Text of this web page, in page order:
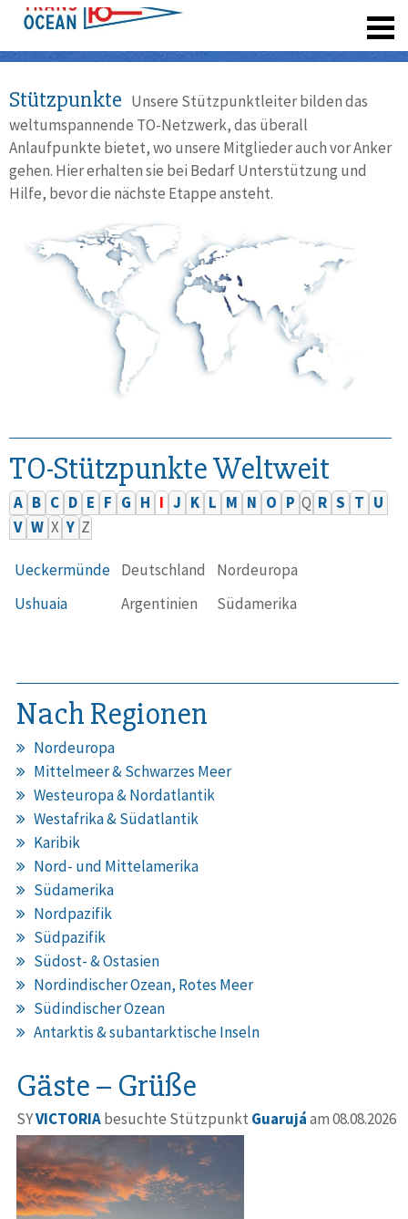
Stützpunkte Unsere Stützpunktleiter bilden das
weltumspannende TO-Netzwerk, das überall
Anlaufpunkte bietet, wo unsere Mitglieder auch vor Anker
gehen. Hier erhalten sie bei Bedarf Unterstützung und
Hilfe, bevor die nächste Etappe ansteht.
TO-Stützpunkte Weltweit
A B C D E F G H I J K L M N O P Q R S T U
V W X Y Z
Ueckermünde Deutschland
Nordeuropa
Ushuaia
Argentinien Südamerika
Nach Regionen
Nordeuropa
Mittelmeer & Schwarzes Meer
Westeuropa & Nordatlantik
Westafrika & Südatlantik
Karibik
Nord- und Mittelamerika
Südamerika
Nordpazifik
Südpazifik
Südost- & Ostasien
Nordindischer Ozean, Rotes Meer
Südindischer Ozean
Antarktis & subantarktische Inseln
Gäste – Grüße
SYVICTORIAbesuchte Stützpunkt Guarujáam 08.08.2026